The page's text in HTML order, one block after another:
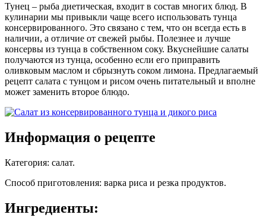
Тунец – рыба диетическая, входит в состав многих блюд. В
кулинарии мы привыкли чаще всего использовать тунца
консервированного. Это связано с тем, что он всегда есть в
наличии, а отличие от свежей рыбы. Полезнее и лучше
консервы из тунца в собственном соку. Вкуснейшие салаты
получаются из тунца, особенно если его приправить
оливковым маслом и сбрызнуть соком лимона. Предлагаемый
рецепт салата с тунцом и рисом очень питательный и вполне
может заменить второе блюдо.
Информация о рецепте
Категория: салат.
Способ приготовления: варка риса и резка продуктов.
Ингредиенты: